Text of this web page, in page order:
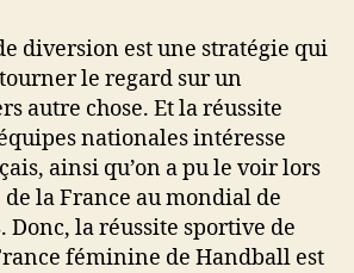
diversion est une stratégie qui
le regard sur un
autre chose. Et la réussite
nationales intéresse
ainsi qu’on a pu le voir lors
la France au mondial de
Donc, la réussite sportive de
féminine de Handball est